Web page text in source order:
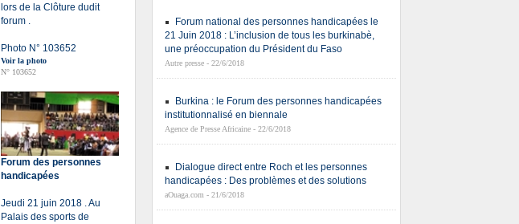
lors de la Clôture dudit
forum .
Photo N° 103652
Voir la photo
N° 103652
Forum des personnes
handicapées
Jeudi 21 juin 2018 . Au
Palais des sports de
Forum national des personnes handicapées le
21 Juin 2018 : L’inclusion de tous les burkinabè,
une préoccupation du Président du Faso
Autre presse - 22/6/2018
Burkina : le Forum des personnes handicapées
institutionnalisé en biennale
Agence de Presse Africaine - 22/6/2018
Dialogue direct entre Roch et les personnes
handicapées : Des problèmes et des solutions
aOuaga.com - 21/6/2018